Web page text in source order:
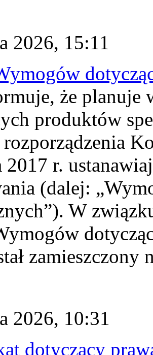
2026, 15:11
że planuje
produktów
rozporządzenia
2017 r.
(dalej:
W
zamieszczony
2026, 10:31
dotyczący